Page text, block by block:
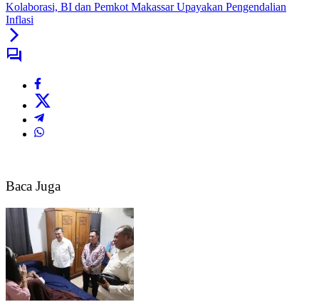
Kolaborasi, BI dan Pemkot Makassar Upayakan Pengendalian
Inflasi
Baca Juga